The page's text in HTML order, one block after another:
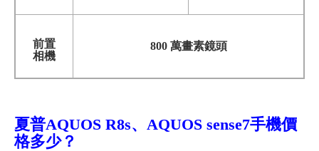
前置
相機
800 萬畫素鏡頭
夏普AQUOS R8s、AQUOS sense7手機價
格多少？